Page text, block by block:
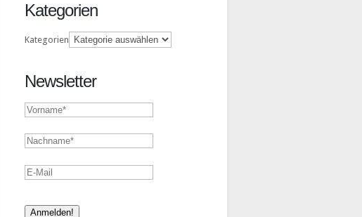
Kategorien
Kategorien
Newsletter